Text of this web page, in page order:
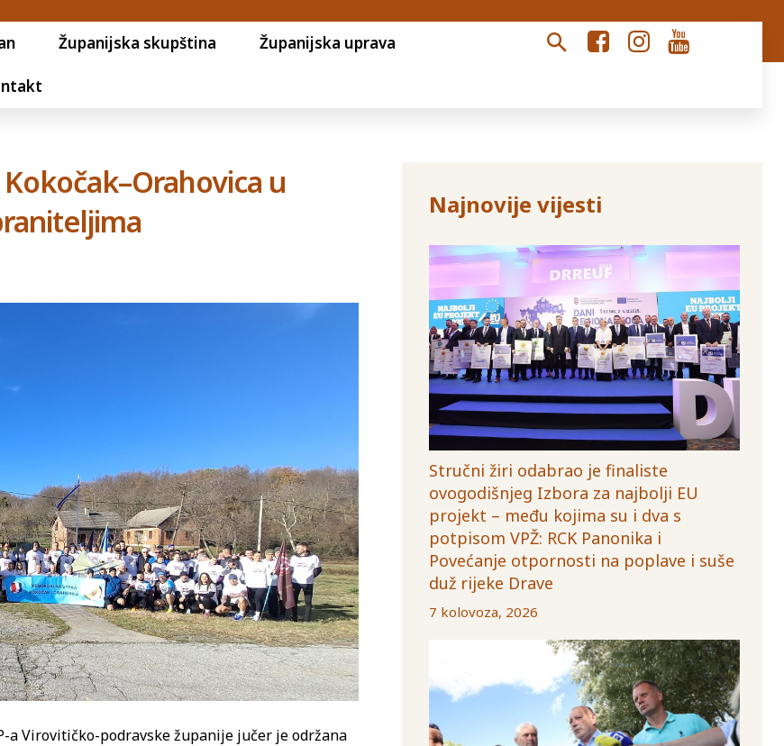
Županijska skupština Županijska uprava
u
Virovitičko-podravske županije jučer je održana
Najnovije vijesti
Stručni žiri odabrao je finaliste
ovogodišnjeg Izbora za najbolji EU
projekt – među kojima su i dva s
potpisom VPŽ: RCK Panonika i
Povećanje otpornosti na poplave i suše
duž rijeke Drave
7 kolovoza, 2026